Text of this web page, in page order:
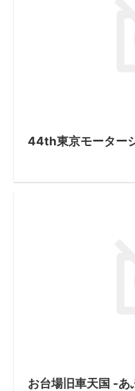
44th東京モーター
お台場旧車天国 -あ